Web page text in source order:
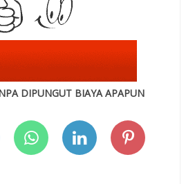
DIPUNGUT BIAYA APAPUN